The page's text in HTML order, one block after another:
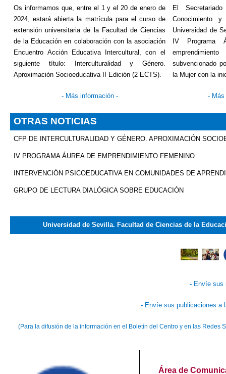
Os informamos que, entre el 1 y el 20 de enero de
2024, estará abierta la matrícula para el curso de
extensión universitaria de la Facultad de Ciencias
de la Educación en colaboración con la asociación
Encuentro Acción Educativa Intercultural, con el
siguiente título: Interculturalidad y Género.
Aproximación Socioeducativa II Edición (2 ECTS).
El
Conocimiento
Universidad de
IV Programa
subvencionado
la Mujer con la
- Más información - -
OTRAS NOTICIAS
CFP DE INTERCULTURALIDAD Y GÉNERO. APROXIMACIÓN
IV PROGRAMA ÁUREA DE EMPRENDIMIENTO FEMENINO
INTERVENCIÓN PSICOEDUCATIVA EN COMUNIDADES DE
GRUPO DE LECTURA DIALÓGICA SOBRE EDUCACIÓN
Universidad de Sevilla. Facultad de Ciencias de la
- Envíe sus
- Envíe sus publicaciones a
(Para la difusión de la información en el Boletín del Centro y en las
Área de